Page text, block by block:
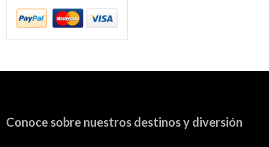
Conoce sobre nuestros destinos y diversión